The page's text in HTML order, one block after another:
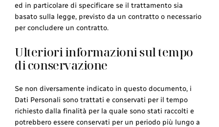
ed in particolare di specificare se il trattamento sia
basato sulla legge, previsto da un contratto o necessario
per concludere un contratto.
Ulteriori informazioni sul tempo
di conservazione
Se non diversamente indicato in questo documento, i
Dati Personali sono trattati e conservati per il tempo
richiesto dalla finalità per la quale sono stati raccolti e
potrebbero essere conservati per un periodo più lungo a